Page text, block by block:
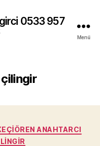
0533 957
Menü
ANAHTARCI